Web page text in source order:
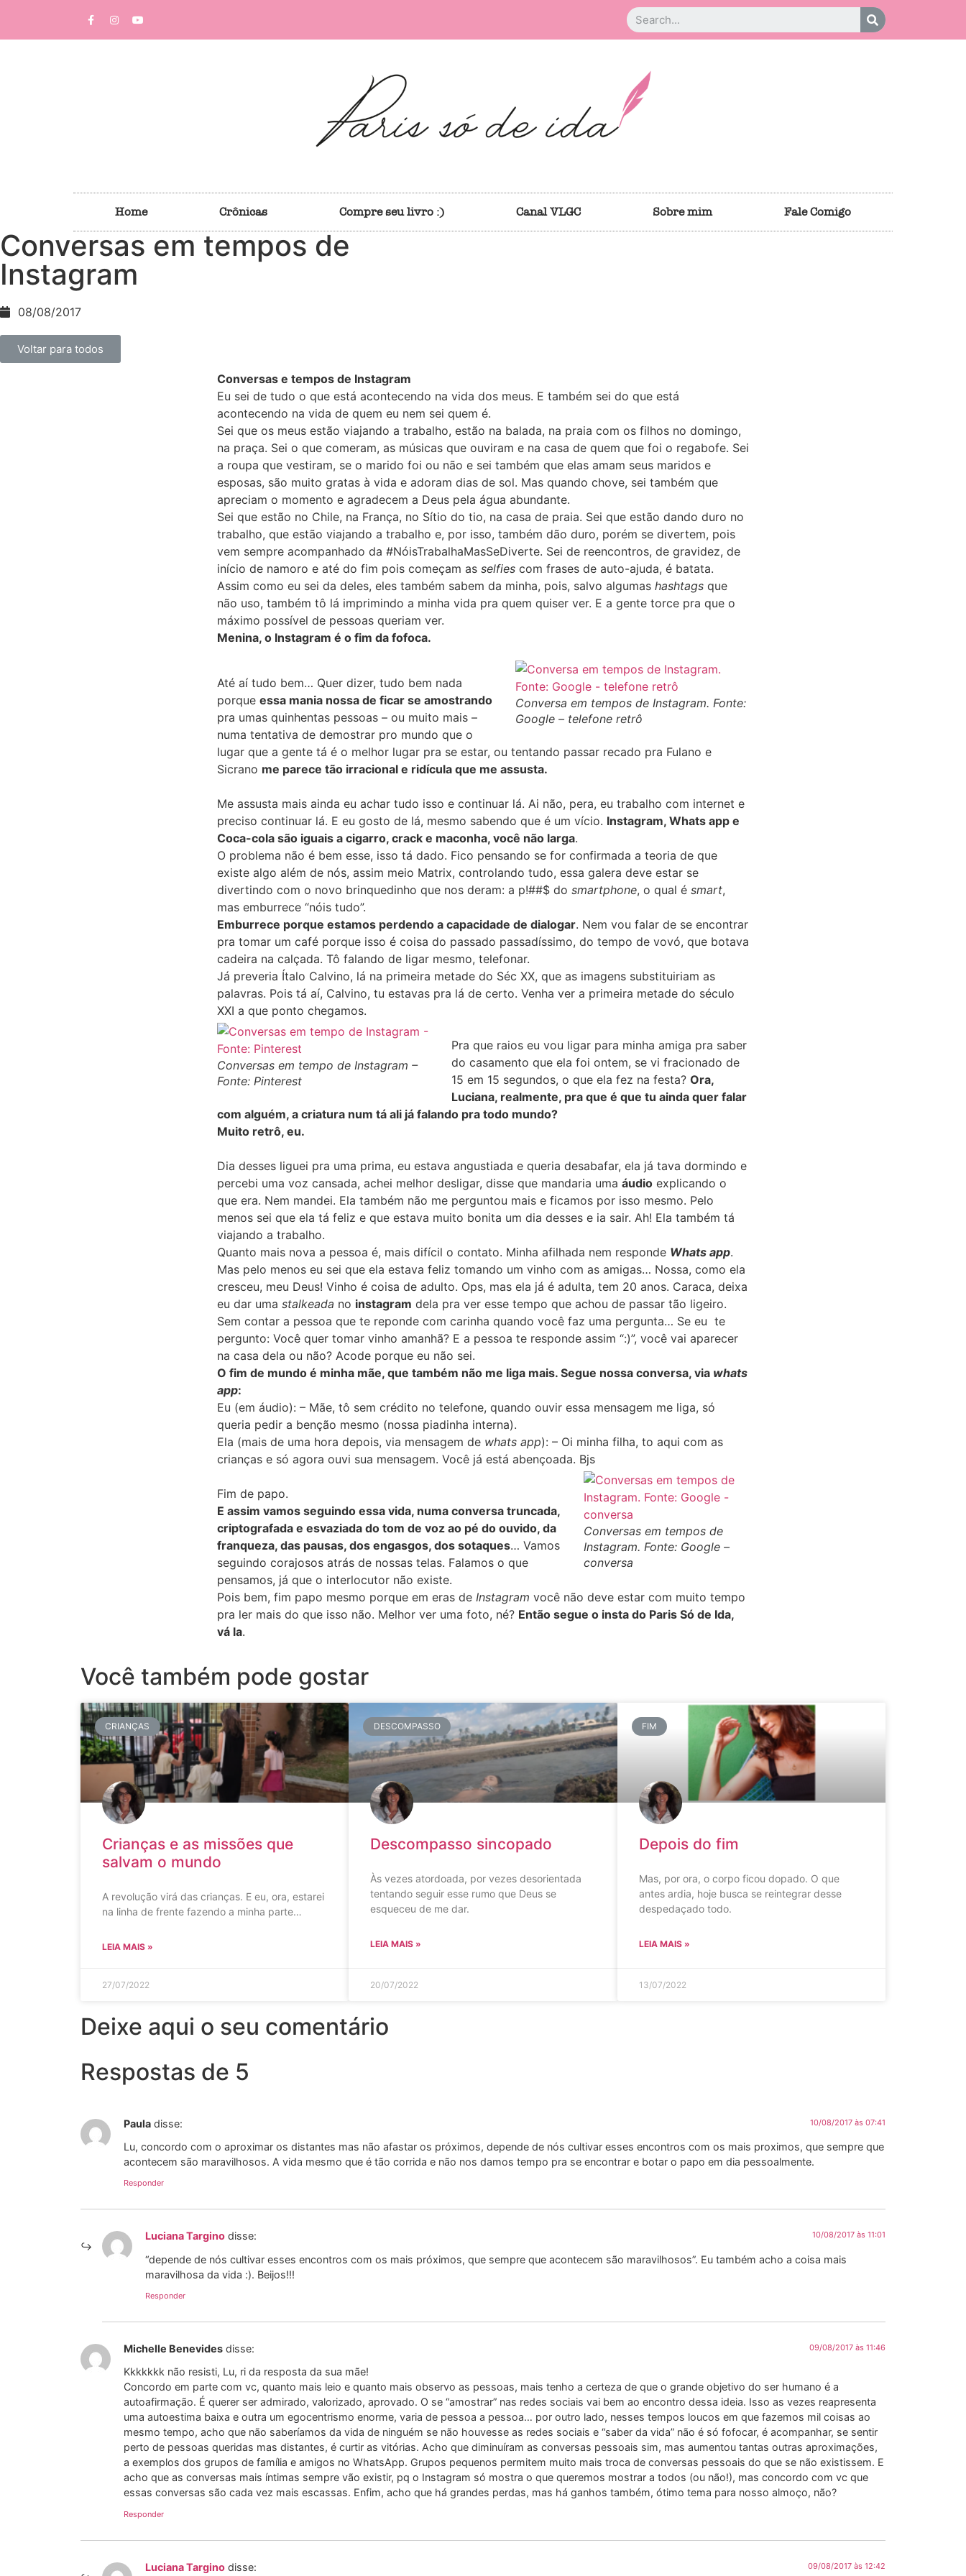
Home Crônicas Compre seu livro :) Canal VLGC Sobre mim Fale Comigo
Conversas em tempos de
Instagram
08/08/2017
Voltar para todos
Conversas e tempos de Instagram
Eu sei de tudo o que está acontecendo na vida dos meus. E também sei do que está
acontecendo na vida de quem eu nem sei quem é.
Sei que os meus estão viajando a trabalho, estão na balada, na praia com os filhos no domingo,
na praça. Sei o que comeram, as músicas que ouviram e na casa de quem que foi o regabofe. Sei
a roupa que vestiram, se o marido foi ou não e sei também que elas amam seus maridos e
esposas, são muito gratas à vida e adoram dias de sol. Mas quando chove, sei também que
apreciam o momento e agradecem a Deus pela água abundante.
Sei que estão no Chile, na França, no Sítio do tio, na casa de praia. Sei que estão dando duro no
trabalho, que estão viajando a trabalho e, por isso, também dão duro, porém se divertem, pois
vem sempre acompanhado da #NóisTrabalhaMasSeDiverte. Sei de reencontros, de gravidez, de
início de namoro e até do fim pois começam as selfiescom frases de auto-ajuda, é batata.
Assim como eu sei da deles, eles também sabem da minha, pois, salvo algumas hashtagsque
não uso, também tô lá imprimindo a minha vida pra quem quiser ver. E a gente torce pra que o
máximo possível de pessoas queriam ver.
Menina, o Instagram é o fim da fofoca.
Conversa em tempos de Instagram. Fonte:
Google – telefone retrô
Até aí tudo bem… Quer dizer, tudo bem nada
porque essa mania nossa de ficar se amostrando
pra umas quinhentas pessoas – ou muito mais –
numa tentativa de demostrar pro mundo que o
lugar que a gente tá é o melhor lugar pra se estar, ou tentando passar recado pra Fulano e
Sicrano me parece tão irracional e ridícula que me assusta.
Me assusta mais ainda eu achar tudo isso e continuar lá. Ai não, pera, eu trabalho com internet e
preciso continuar lá. E eu gosto de lá, mesmo sabendo que é um vício. Instagram, Whats app e
Coca-cola são iguais a cigarro, crack e maconha, você não larga.
O problema não é bem esse, isso tá dado. Fico pensando se for confirmada a teoria de que
existe algo além de nós, assim meio Matrix, controlando tudo, essa galera deve estar se
divertindo com o novo brinquedinho que nos deram: a p!##$ do smartphone, o qual é smart,
mas emburrece “nóis tudo”.
Emburrece porque estamos perdendo a capacidade de dialogar. Nem vou falar de se encontrar
pra tomar um café porque isso é coisa do passado passadíssimo, do tempo de vovó, que botava
cadeira na calçada. Tô falando de ligar mesmo, telefonar.
Já preveria Ítalo Calvino, lá na primeira metade do Séc XX, que as imagens substituiriam as
palavras. Pois tá aí, Calvino, tu estavas pra lá de certo. Venha ver a primeira metade do século
XXI a que ponto chegamos.
Conversas em tempo de Instagram –
Fonte: Pinterest
Pra que raios eu vou ligar para minha amiga pra saber
do casamento que ela foi ontem, se vi fracionado de
15 em 15 segundos, o que ela fez na festa? Ora,
Luciana, realmente, pra que é que tu ainda quer falar
com alguém, a criatura num tá ali já falando pra todo mundo?
Muito retrô, eu.
Dia desses liguei pra uma prima, eu estava angustiada e queria desabafar, ela já tava dormindo e
percebi uma voz cansada, achei melhor desligar, disse que mandaria uma áudioexplicando o
que era. Nem mandei. Ela também não me perguntou mais e ficamos por isso mesmo. Pelo
menos sei que ela tá feliz e que estava muito bonita um dia desses e ia sair. Ah! Ela também tá
viajando a trabalho.
Quanto mais nova a pessoa é, mais difícil o contato. Minha afilhada nem responde Whats app.
Mas pelo menos eu sei que ela estava feliz tomando um vinho com as amigas… Nossa, como ela
cresceu, meu Deus! Vinho é coisa de adulto. Ops, mas ela já é adulta, tem 20 anos. Caraca, deixa
eu dar uma stalkeada no instagram dela pra ver esse tempo que achou de passar tão ligeiro.
Sem contar a pessoa que te reponde com carinha quando você faz uma pergunta… Se eu te
pergunto: Você quer tomar vinho amanhã? E a pessoa te responde assim “:)”, você vai aparecer
na casa dela ou não? Acode porque eu não sei.
O fim de mundo é minha mãe, que também não me liga mais. Segue nossa conversa, via whats
app:
Eu (em áudio): – Mãe, tô sem crédito no telefone, quando ouvir essa mensagem me liga, só
queria pedir a benção mesmo (nossa piadinha interna).
Ela (mais de uma hora depois, via mensagem de whats app): – Oi minha filha, to aqui com as
crianças e só agora ouvi sua mensagem. Você já está abençoada. Bjs
Conversas em tempos de
Instagram. Fonte: Google –
conversa
Fim de papo.
E assim vamos seguindo essa vida, numa conversa truncada,
criptografada e esvaziada do tom de voz ao pé do ouvido, da
franqueza, das pausas, dos engasgos, dos sotaques… Vamos
seguindo corajosos atrás de nossas telas. Falamos o que
pensamos, já que o interlocutor não existe.
Pois bem, fim papo mesmo porque em eras de Instagram você não deve estar com muito tempo
pra ler mais do que isso não. Melhor ver uma foto, né? Então segue o insta do Paris Só de Ida,
vá la.
Você também pode gostar
CRIANÇAS
Crianças e as missões que
salvam o mundo
A revolução virá das crianças. E eu, ora, estarei
na linha de frente fazendo a minha parte…
LEIA MAIS »
27/07/2022
DESCOMPASSO
Descompasso sincopado
Às vezes atordoada, por vezes desorientada
tentando seguir esse rumo que Deus se
esqueceu de me dar.
LEIA MAIS »
20/07/2022
FIM
Depois do fim
Mas, por ora, o corpo ficou dopado. O que
antes ardia, hoje busca se reintegrar desse
despedaçado todo.
LEIA MAIS »
13/07/2022
Deixe aqui o seu comentário
Respostas de 5
Paula disse: 10/08/2017 às 07:41
Lu, concordo com o aproximar os distantes mas não afastar os próximos, depende de nós cultivar esses encontros com os mais proximos, que sempre que
acontecem são maravilhosos. A vida mesmo que é tão corrida e não nos damos tempo pra se encontrar e botar o papo em dia pessoalmente.
Responder
Luciana Targino disse: 10/08/2017 às 11:01
“depende de nós cultivar esses encontros com os mais próximos, que sempre que acontecem são maravilhosos”. Eu também acho a coisa mais
maravilhosa da vida :). Beijos!!!
Responder
Michelle Benevides disse: 09/08/2017 às 11:46
Kkkkkkk não resisti, Lu, ri da resposta da sua mãe!
Concordo em parte com vc, quanto mais leio e quanto mais observo as pessoas, mais tenho a certeza de que o grande objetivo do ser humano é a
autoafirmação. É querer ser admirado, valorizado, aprovado. O se “amostrar” nas redes sociais vai bem ao encontro dessa ideia. Isso as vezes reapresenta
uma autoestima baixa e outra um egocentrismo enorme, varia de pessoa a pessoa… por outro lado, nesses tempos loucos em que fazemos mil coisas ao
mesmo tempo, acho que não saberíamos da vida de ninguém se não houvesse as redes sociais e “saber da vida” não é só fofocar, é acompanhar, se sentir
perto de pessoas queridas mas distantes, é curtir as vitórias. Acho que diminuíram as conversas pessoais sim, mas aumentou tantas outras aproximações,
a exemplos dos grupos de família e amigos no WhatsApp. Grupos pequenos permitem muito mais troca de conversas pessoais do que se não existissem. E
acho que as conversas mais íntimas sempre vão existir, pq o Instagram só mostra o que queremos mostrar a todos (ou não!), mas concordo com vc que
essas conversas são cada vez mais escassas. Enfim, acho que há grandes perdas, mas há ganhos também, ótimo tema para nosso almoço, não?
Responder
Luciana Targino disse: 09/08/2017 às 12:42